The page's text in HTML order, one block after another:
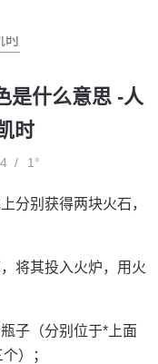
时
是什么意思 -人
时
1°
分别获得两块火石，
将其投入火炉，用火
子（分别位于*上面
）；